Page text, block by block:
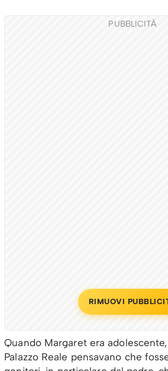
PUBBLICITÀ
RIMUOVI
Quando Margaret era
Palazzo Reale pensavano che